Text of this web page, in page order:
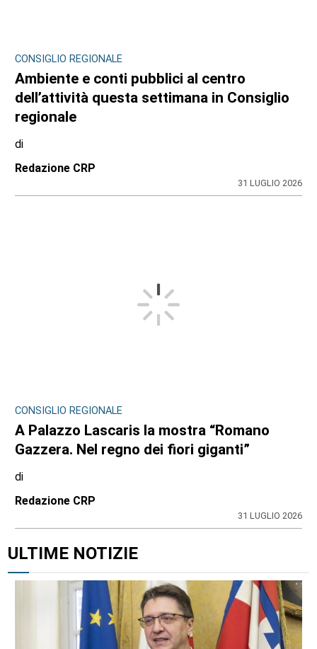
CONSIGLIO REGIONALE
Ambiente e conti pubblici al centro
dell’attività questa settimana in Consiglio
regionale
di
Redazione CRP
31 LUGLIO 2026
CONSIGLIO REGIONALE
A Palazzo Lascaris la mostra “Romano
Gazzera. Nel regno dei fiori giganti”
di
Redazione CRP
31 LUGLIO 2026
ULTIME NOTIZIE